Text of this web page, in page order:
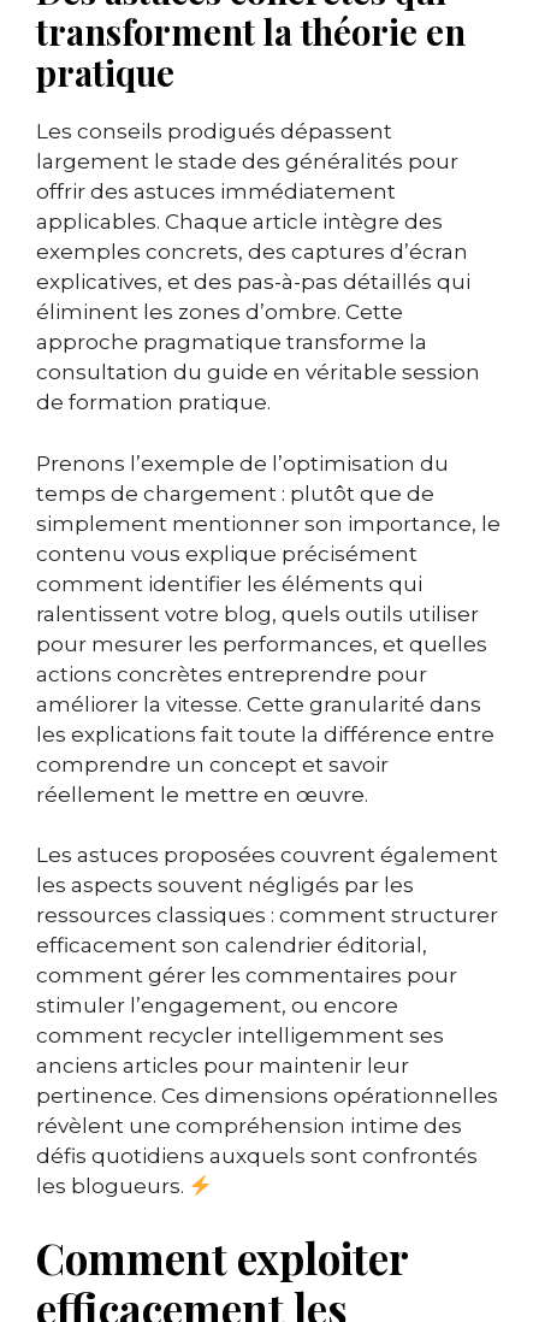
transforment la théorie en
pratique
Les conseils prodigués dépassent
largement le stade des généralités pour
offrir des astuces immédiatement
applicables. Chaque article intègre des
exemples concrets, des captures d’écran
explicatives, et des pas-à-pas détaillés qui
éliminent les zones d’ombre. Cette
approche pragmatique transforme la
consultation du guide en véritable session
de formation pratique.
Prenons l’exemple de l’optimisation du
temps de chargement : plutôt que de
simplement mentionner son importance, le
contenu vous explique précisément
comment identifier les éléments qui
ralentissent votre blog, quels outils utiliser
pour mesurer les performances, et quelles
actions concrètes entreprendre pour
améliorer la vitesse. Cette granularité dans
les explications fait toute la différence entre
comprendre un concept et savoir
réellement le mettre en œuvre.
Les astuces proposées couvrent également
les aspects souvent négligés par les
ressources classiques : comment structurer
efficacement son calendrier éditorial,
comment gérer les commentaires pour
stimuler l’engagement, ou encore
comment recycler intelligemment ses
anciens articles pour maintenir leur
pertinence. Ces dimensions opérationnelles
révèlent une compréhension intime des
défis quotidiens auxquels sont confrontés
les blogueurs.
Comment exploiter
efficacement les